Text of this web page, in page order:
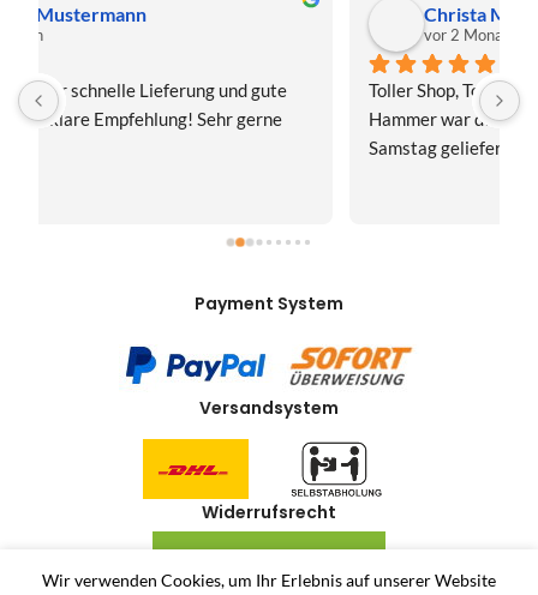
Christa Meis
Toller Shop, Top Qualität. Aber der absolute
Hammer war der Turboversand!!! Freitag bestellt,
Samstag geliefert! Mega, nur zu empfehlen👍
Payment System
Versandsystem
Widerrufsrecht
VERTRAG WIDERRUFEN
Wir verwenden Cookies, um Ihr Erlebnis auf unserer Website